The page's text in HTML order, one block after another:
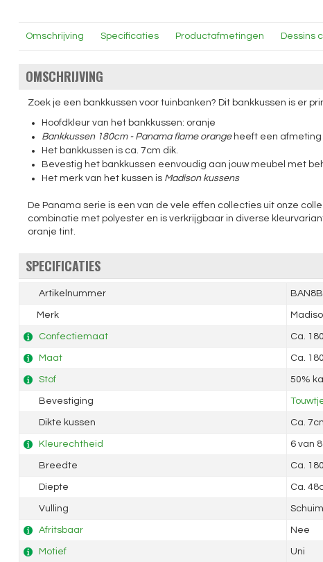
Omschrijving Specificaties Productafmetingen Dessins
OMSCHRIJVING
Zoek je een bankkussen voor tuinbanken? Dit bankkussen is er
Hoofdkleur van het bankkussen: oranje
Bankkussen 180cm - Panama flame orangeheeft een afmeting
Het bankkussen is ca. 7cm dik.
Bevestig het bankkussen eenvoudig aan jouw meubel met
Het merk van het kussen is Madison kussens
De Panama serie is een van de vele effen collecties uit onze
combinatie met polyester en is verkrijgbaar in diverse
oranje tint.
SPECIFICATIES
Artikelnummer
Merk
Confectiemaat Ca.
Maat Ca.
Stof 50%
Bevestiging
Dikte kussen Ca.
Kleurechtheid 6 van 8
Breedte Ca.
Diepte Ca.
Vulling Schuim
Afritsbaar Nee
Motief Uni